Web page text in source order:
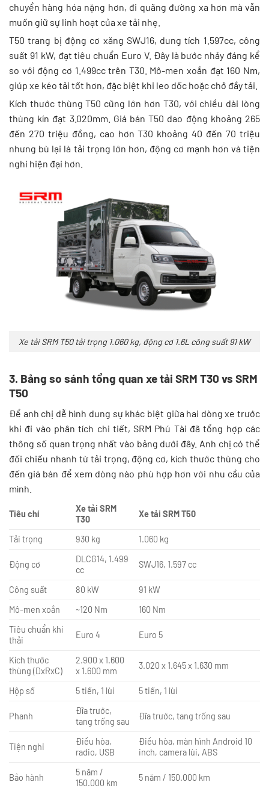
chuyển hàng hóa nặng hơn, đi quãng đường xa hơn mà vẫn
muốn giữ sự linh hoạt của xe tải nhẹ.
T50 trang bị động cơ xăng SWJ16, dung tích 1.597cc, công
suất 91 kW, đạt tiêu chuẩn Euro V. Đây là bước nhảy đáng kể
so với động cơ 1.499cc trên T30. Mô-men xoắn đạt 160 Nm,
giúp xe kéo tải tốt hơn, đặc biệt khi leo dốc hoặc chở đầy tải.
Kích thước thùng T50 cũng lớn hơn T30, với chiều dài lòng
thùng kín đạt 3.020mm. Giá bán T50 dao động khoảng 265
đến 270 triệu đồng, cao hơn T30 khoảng 40 đến 70 triệu
nhưng bù lại là tải trọng lớn hơn, động cơ mạnh hơn và tiện
nghi hiện đại hơn.
Xe tải SRM T50 tải trọng 1.060 kg, động cơ 1.6L công suất 91 kW
3. Bảng so sánh tổng quan xe tải SRM T30 vs SRM
T50
Để anh chị dễ hình dung sự khác biệt giữa hai dòng xe trước
khi đi vào phân tích chi tiết, SRM Phú Tài đã tổng hợp các
thông số quan trọng nhất vào bảng dưới đây. Anh chị có thể
đối chiếu nhanh từ tải trọng, động cơ, kích thước thùng cho
đến giá bán để xem dòng nào phù hợp hơn với nhu cầu của
mình.
Tiêu chí
Xe tải SRM
T30
Xe tải SRM T50
Tải trọng 930 kg 1.060 kg
Động cơ
DLCG14, 1.499
cc
SWJ16, 1.597 cc
Công suất 80 kW
91 kW
Mô-men xoắn
~120 Nm
160 Nm
Tiêu chuẩn khí
thải
Euro 4 Euro 5
Kích thước
thùng (DxRxC)
2.900 x 1.600
x 1.600 mm
3.020 x 1.645 x 1.630 mm
Hộp số 5 tiến, 1 lùi 5 tiến, 1 lùi
Phanh
Đĩa trước,
tang trống sau
Đĩa trước, tang trống sau
Tiện nghi
Điều hòa,
radio, USB
Điều hòa, màn hình Android 10
inch, camera lùi, ABS
Bảo hành
5 năm /
150.000 km
5 năm / 150.000 km